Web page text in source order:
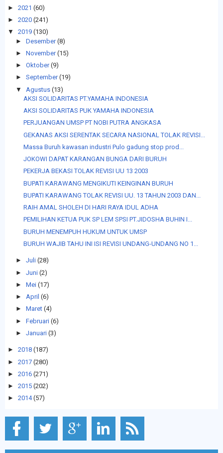
► 2021 (60)
► 2020 (241)
▼
2019 (130)
► Desember (8)
► November (15)
► Oktober (9)
► September (19)
▼
Agustus (13)
AKSI SOLIDARITAS PT.YAMAHA INDONESIA
AKSI SOLIDARITAS PUK YAMAHA INDONESIA
PERJUANGAN UMSP PT NOBI PUTRA ANGKASA
GEKANAS AKSI SERENTAK SECARA NASIONAL TOLAK REVISI...
Massa Buruh kawasan industri Pulo gadung stop prod...
JOKOWI DAPAT KARANGAN BUNGA DARI BURUH
PEKERJA BEKASI TOLAK REVISI UU 13 2003
BUPATI KARAWANG MENGIKUTI KEINGINAN BURUH
BUPATI KARAWANG TOLAK REVISI UU. 13 TAHUN 2003 DAN...
RAIH AMAL SHOLEH DI HARI RAYA IDUL ADHA
PEMILIHAN KETUA PUK SP LEM SPSI PT.JIDOSHA BUHIN I...
BURUH MENEMPUH HUKUM UNTUK UMSP
BURUH WAJIB TAHU INI ISI REVISI UNDANG-UNDANG NO 1...
► Juli (28)
► Juni (2)
► Mei (17)
► April (6)
► Maret (4)
► Februari (6)
► Januari (3)
► 2018 (187)
► 2017 (280)
► 2016 (271)
► 2015 (202)
► 2014 (57)